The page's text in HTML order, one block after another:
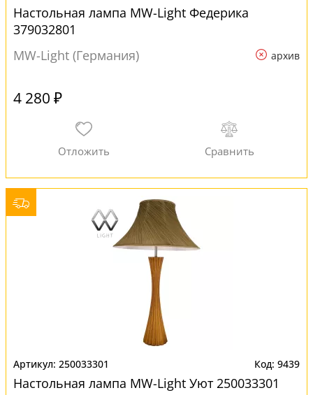
Настольная лампа MW-Light Федерика
379032801
MW-Light (Германия)
архив
4 280 ₽
250033301 9439
Настольная лампа MW-Light Уют 250033301